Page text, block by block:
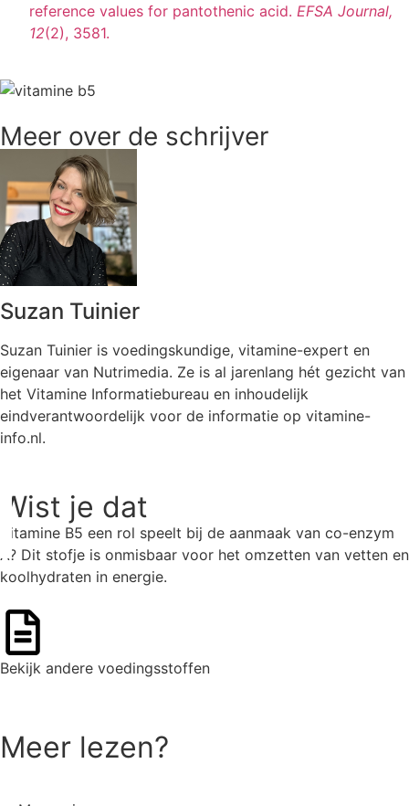
reference values for pantothenic acid. EFSA Journal,
12(2), 3581.
Meer over de schrijver
Suzan Tuinier
Suzan Tuinier is voedingskundige, vitamine-expert en
eigenaar van Nutrimedia. Ze is al jarenlang hét gezicht van
het Vitamine Informatiebureau en inhoudelijk
eindverantwoordelijk voor de informatie op vitamine-
info.nl.
Wist je dat
Vitamine B5 een rol speelt bij de aanmaak van co-enzym
A? Dit stofje is onmisbaar voor het omzetten van vetten en
koolhydraten in energie.
Bekijk andere voedingsstoffen
Meer lezen?